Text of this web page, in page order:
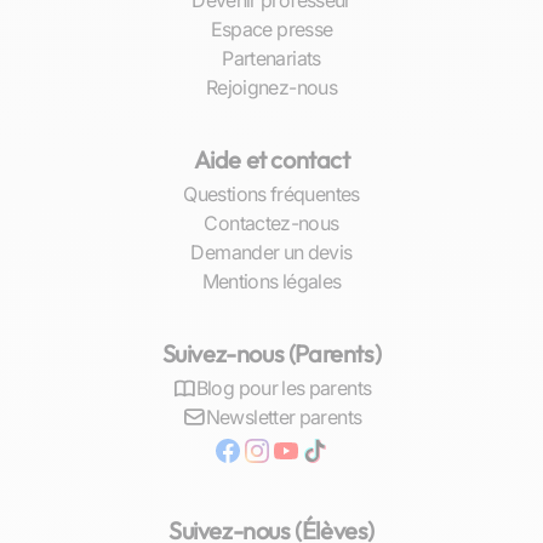
par leur diversité et leur expertise. Avec un panel
professeurs disponibles, chaque étudiant a la
possibilité de trouver l’enseignant qui
pédagogiques. Ces experts pédagogues offrent
permettant ainsi une prise de contact sans
engagement qui rassure tant les parents que les
élèves. Ces professionnels de l’éducation, forts
d’une solide formation scientifique, mettent en
niveau et au rythme d’apprentissage individuel.
Chez Les Sherpas, nous comprenons
l’importance d’un accompagnement sur mesure
et nous nous engageons à fournir un service
enseignants qualifiés
. Que vous recherchiez
Espace presse
Partenariats
Rejoignez-nous
Aide et contact
Questions fréquentes
Contactez-nous
Demander un devis
Mentions légales
Suivez-nous (Parents)
Blog pour les parents
Newsletter parents
Suivez-nous (Élèves)